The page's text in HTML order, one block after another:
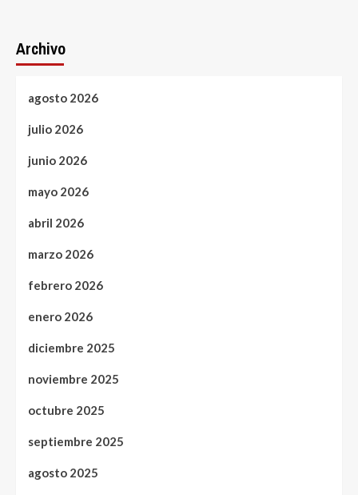
Archivo
agosto 2026
julio 2026
junio 2026
mayo 2026
abril 2026
marzo 2026
febrero 2026
enero 2026
diciembre 2025
noviembre 2025
octubre 2025
septiembre 2025
agosto 2025